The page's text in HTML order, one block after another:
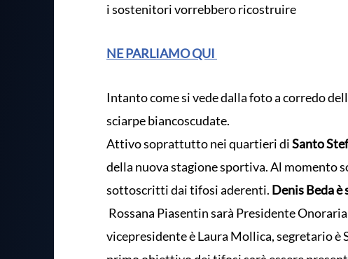
i sostenitori vorrebbero ricostruire
NE PARLIAMO QUI
Intanto come si vede dalla foto a corredo
sciarpe biancoscudate.
Attivo soprattutto nei quartieri diSanto
della nuova stagione sportiva. Al momento
sottoscritti dai tifosi aderenti. Denis Beda
Rossana Piasentin sarà Presidente
vicepresidente è Laura Mollica, segretario